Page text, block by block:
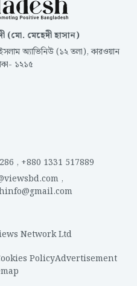
(মো. মেহেদী হাসান)
অ্যাভিনিউ (১২ তলা), কারওয়ান
১২১৫
, +880 1331 517889
,
Network Ltd
PolicyAdvertisement